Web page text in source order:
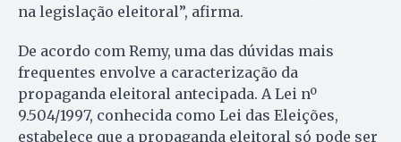
na legislação eleitoral”, afirma.
De acordo com Remy, uma das dúvidas mais
frequentes envolve a caracterização da
propaganda eleitoral antecipada. A Lei nº
9.504/1997, conhecida como Lei das Eleições,
estabelece que a propaganda eleitoral só pode ser